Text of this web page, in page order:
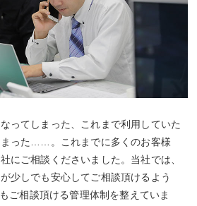
ってしまった、これまで利用していた
った……。これまでに多くのお客様
にご相談くださいました。当社では、
少しでも安心してご相談頂けるよう
ご相談頂ける管理体制を整えていま